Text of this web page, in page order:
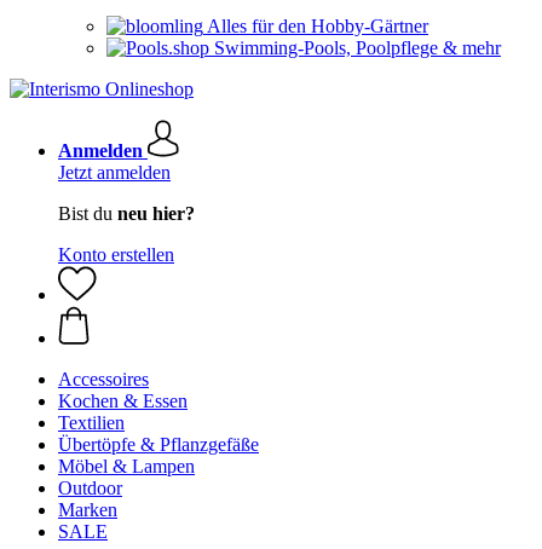
Alles für den Hobby-Gärtner
Swimming-Pools, Poolpflege & mehr
Anmelden
Jetzt anmelden
Bist du neu hier?
Konto erstellen
Accessoires
Kochen & Essen
Textilien
Übertöpfe & Pflanzgefäße
Möbel & Lampen
Outdoor
Marken
SALE